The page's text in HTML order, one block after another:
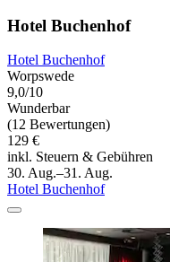
Hotel Buchenhof
Hotel Buchenhof
Worpswede
9,0/10
Wunderbar
(12 Bewertungen)
129 €
inkl. Steuern & Gebühren
30. Aug.–31. Aug.
Hotel Buchenhof